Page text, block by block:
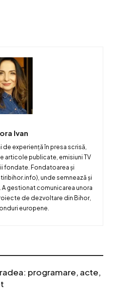
Ivan
de experiență în presa scrisă,
articole publicate, emisiuni TV
fondate. Fondatoarea și
unde semnează și
gestionat comunicarea unora
de dezvoltare din Bihor,
europene.
programare, acte,